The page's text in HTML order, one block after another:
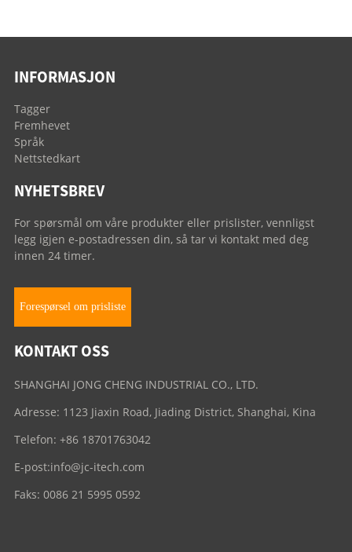
INFORMASJON
Tagger
Fremhevet
Språk
Nettstedkart
NYHETSBREV
For spørsmål om våre produkter eller prislister, vennligst
legg igjen e-postadressen din, så tar vi kontakt med deg
innen 24 timer.
Forespørsel om prisliste
KONTAKT OSS
SHANGHAI JONG CHENG INDUSTRIAL CO., LTD.
Adresse: 1123 Jiaxin Road, Jiading District, Shanghai, Kina
Telefon: +86 18701763042
E-post:info@jc-itech.com
Faks: 0086 21 5995 0592